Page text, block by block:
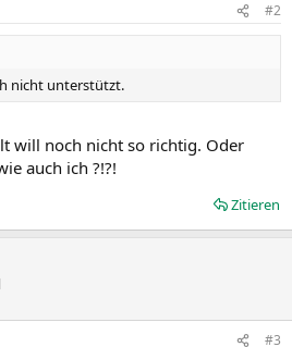
#2
nicht unterstützt.
will noch nicht so richtig. Oder
auch ich ?!?!
Zitieren
#3